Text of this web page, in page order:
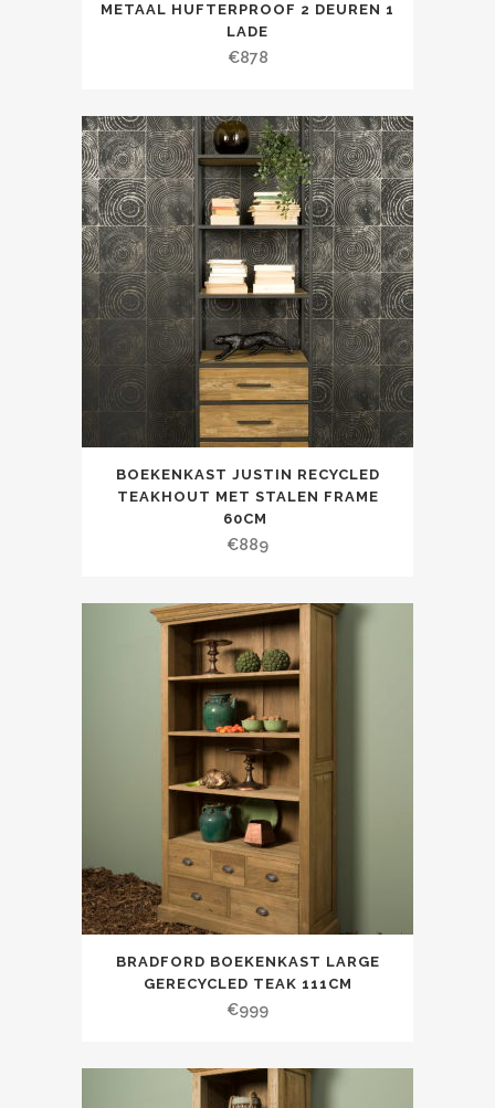
METAAL HUFTERPROOF 2 DEUREN 1
LADE
€878
BOEKENKAST JUSTIN RECYCLED
TEAKHOUT MET STALEN FRAME
60CM
€889
BRADFORD BOEKENKAST LARGE
GERECYCLED TEAK 111CM
€999